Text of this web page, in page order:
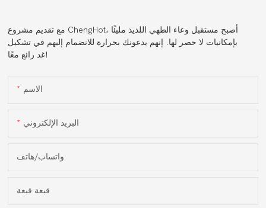
مع تقديم مشروع ChengHot، أصبح مستقبل وعاء الطهي اللذيذ مليئًا
بإمكانيات لا حصر لها. إنهم يدعونك بحرارة للانضمام إليهم في تشكيل
غد رائع معًا!
الاسم
البريد الإلكتروني
واتساب/هاتف
قبعة قبعة